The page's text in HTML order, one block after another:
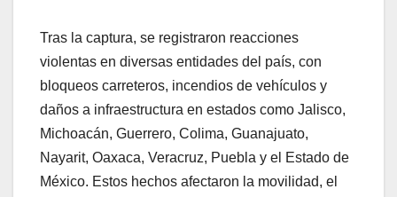
Tras la captura, se registraron reacciones
violentas en diversas entidades del país, con
bloqueos carreteros, incendios de vehículos y
daños a infraestructura en estados como Jalisco,
Michoacán, Guerrero, Colima, Guanajuato,
Nayarit, Oaxaca, Veracruz, Puebla y el Estado de
México. Estos hechos afectaron la movilidad, el